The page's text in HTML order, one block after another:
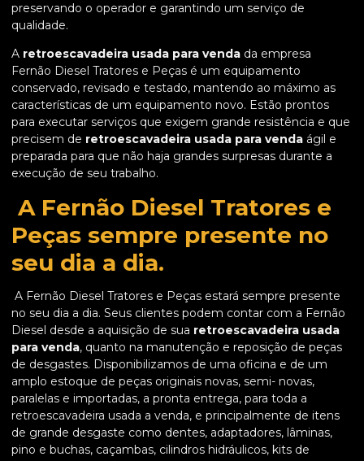
preservando o operador e garantindo um serviço de
qualidade.
A retroescavadeira usada para venda da empresa
Fernão Diesel Tratores e Peças é um equipamento
conservado, revisado e testado, mantendo ao máximo as
características de um equipamento novo. Estão prontos
para executar serviços que exigem grande resistência e que
precisem de retroescavadeira usada para venda ágil e
preparada para que não haja grandes surpresas durante a
execução de seu trabalho.
A Fernão Diesel Tratores e
Peças sempre presente no
seu dia a dia.
A Fernão Diesel Tratores e Peças estará sempre presente
no seu dia a dia. Seus clientes podem contar com a Fernão
Diesel desde a aquisição de sua retroescavadeira usada
para venda, quanto na manutenção e reposição de peças
de desgastes. Disponibilizamos de uma oficina e de um
amplo estoque de peças originais novas, semi- novas,
paralelas e importadas, a pronta entrega, para toda a
retroescavadeira usada a venda, e principalmente de itens
de grande desgaste como dentes, adaptadores, lâminas,
pino e buchas, caçambas, cilindros hidráulicos, kits de